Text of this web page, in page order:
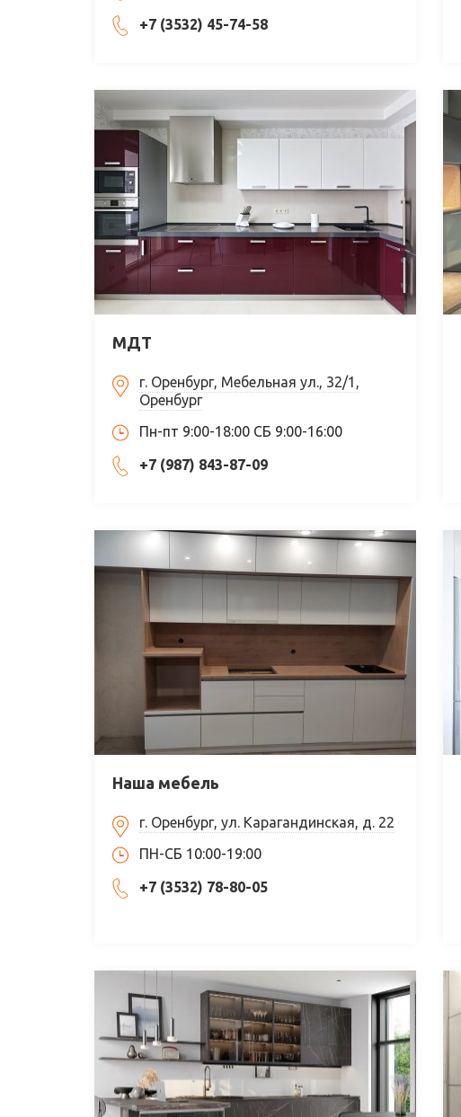
+7 (3532) 45-74-58
МДТ
г. Оренбург, Мебельная ул., 32/1,
Оренбург
Пн-пт 9:00-18:00 СБ 9:00-16:00
+7 (987) 843-87-09
Наша мебель
г. Оренбург, ул. Карагандинская, д. 22
ПН-СБ 10:00-19:00
+7 (3532) 78-80-05